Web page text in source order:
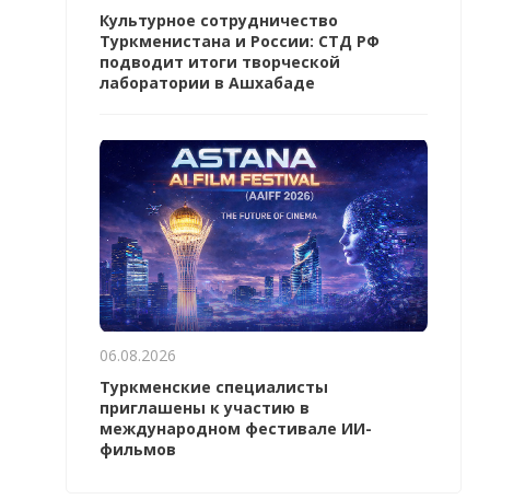
Культурное сотрудничество
Туркменистана и России: СТД РФ
подводит итоги творческой
лаборатории в Ашхабаде
06.08.2026
Туркменские специалисты
приглашены к участию в
международном фестивале ИИ-
фильмов